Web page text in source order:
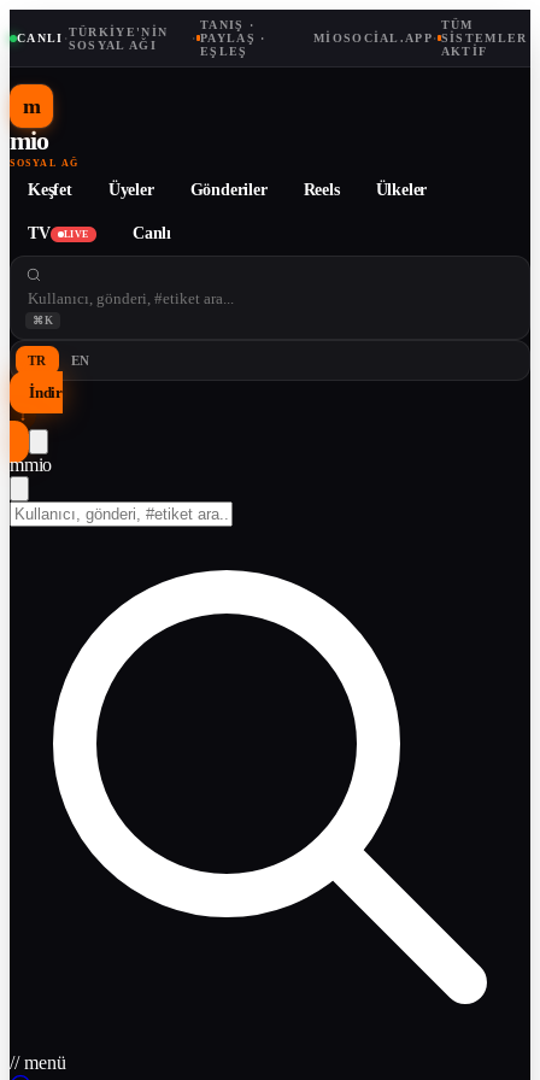
CANLI ·TÜRKIYE'NIN
SOSYAL AĞI
·
TANIŞ ·
PAYLAŞ ·
EŞLEŞ
MIOSOCIAL.APP·
TÜM
SISTEMLER
AKTIF
m
mio
SOSYAL AĞ
Keşfet Üyeler Gönderiler Reels Ülkeler
TV LIVE Canlı
⌘K
TR EN
İndir
↓
mmio
// menü